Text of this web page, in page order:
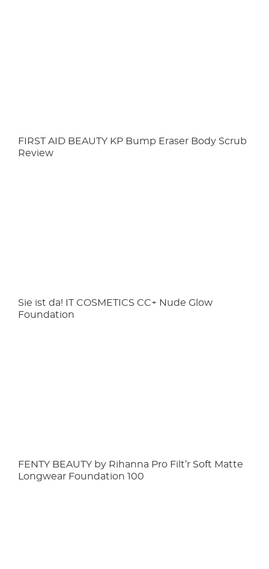
FIRST AID BEAUTY KP Bump Eraser Body Scrub
Review
Sie ist da! IT COSMETICS CC+ Nude Glow
Foundation
FENTY BEAUTY by Rihanna Pro Filt’r Soft Matte
Longwear Foundation 100